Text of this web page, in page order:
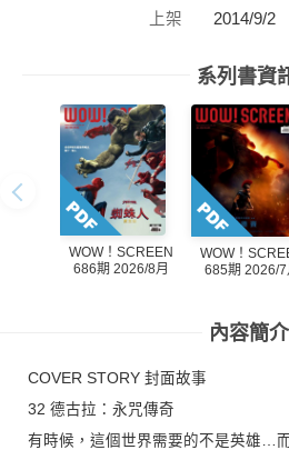
上架
2014/9/2
系列書資
WOW！SCREEN
686期 2026/8月
WOW！
685期 2026/7
內容簡介
COVER STORY 封面故事
32 德古拉：永咒傳奇
有時候，這個世界需要的不是英雄…